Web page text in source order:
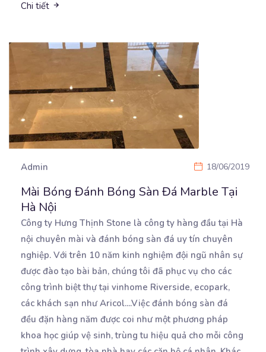
Chi tiết
Admin 18/06/2019
Mài Bóng Đánh Bóng Sàn Đá Marble Tại
Hà Nội
Công ty Hưng Thịnh Stone là công ty hàng đầu tại Hà
nội chuyên mài và đánh bóng sàn đá uy tín chuyên
nghiệp. Với trên 10 năm kinh nghiệm đội ngũ nhân sự
được đào tạo bài bản, chúng tôi đã phục vụ cho các
công trình biệt thự tại vinhome Riverside, ecopark,
các khách sạn như Aricol....Việc đánh bóng sàn đá
đều đặn hàng năm được coi như một phương pháp
khoa học giúp vệ sinh, trùng tu hiệu quả cho mỗi công